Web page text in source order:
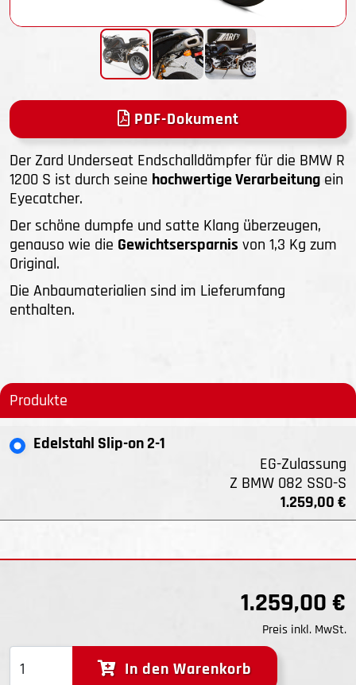
PDF-Dokument
Der Zard Underseat Endschalldämpfer für die BMW R
1200 S ist durch seine hochwertige Verarbeitung ein
Eyecatcher.
Der schöne dumpfe und satte Klang überzeugen,
genauso wie die Gewichtsersparnis von 1,3 Kg zum
Original.
Die Anbaumaterialien sind im Lieferumfang
enthalten.
Produkte
Edelstahl Slip-on 2-1
EG-Zulassung
Z BMW 082 SSO-S
1.259,00 €
1.259,00 €
Preis inkl. MwSt.
In den Warenkorb